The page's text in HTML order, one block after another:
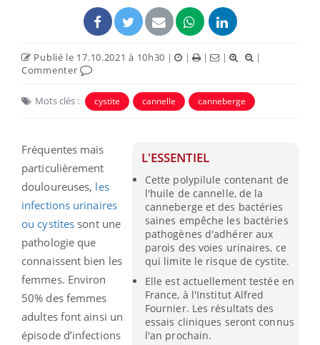
Publié le 17.10.2021 à 10h30 | | | |
|
Commenter
Mots clés : cystite cannelle canneberge
L'ESSENTIEL
Cette polypilule contenant de
l'huile de cannelle, de la
canneberge et des bactéries
saines empêche les bactéries
pathogènes d'adhérer aux
parois des voies urinaires, ce
qui limite le risque de cystite.
Elle est actuellement testée en
France, à l'Institut Alfred
Fournier. Les résultats des
essais cliniques seront connus
l'an prochain.
Fréquentes mais
particulièrement
douloureuses, les
infections urinaires
ou cystites sont une
pathologie que
connaissent bien les
femmes. Environ
50% des femmes
adultes font ainsi un
épisode d’infections